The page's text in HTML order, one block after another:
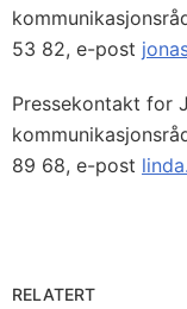
53 82, e-post
Pressekontakt for
89 68, e-post
RELATERT